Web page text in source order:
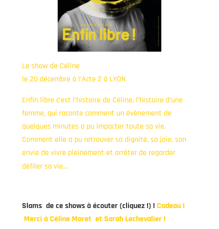
Le show de Céline
le 20 décembre à l’Acte 2 à LYON
Enfin libre c’est l’histoire de Céline, l’histoire d’une
femme, qui raconte comment un évènement de
quelques minutes a pu impacter toute sa vie.
Comment elle a pu retrouver sa dignité, sa joie, son
envie de vivre pleinement et arrêter de regarder
défiler sa vie…
Slams de ce shows à écouter (cliquez !) ! Cadeau !
Merci à Céline Moret et Sarah Lechevalier !